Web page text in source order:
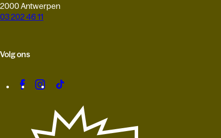
2000 Antwerpen
03 202 46 11
Volg ons